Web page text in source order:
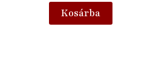
Kosárba